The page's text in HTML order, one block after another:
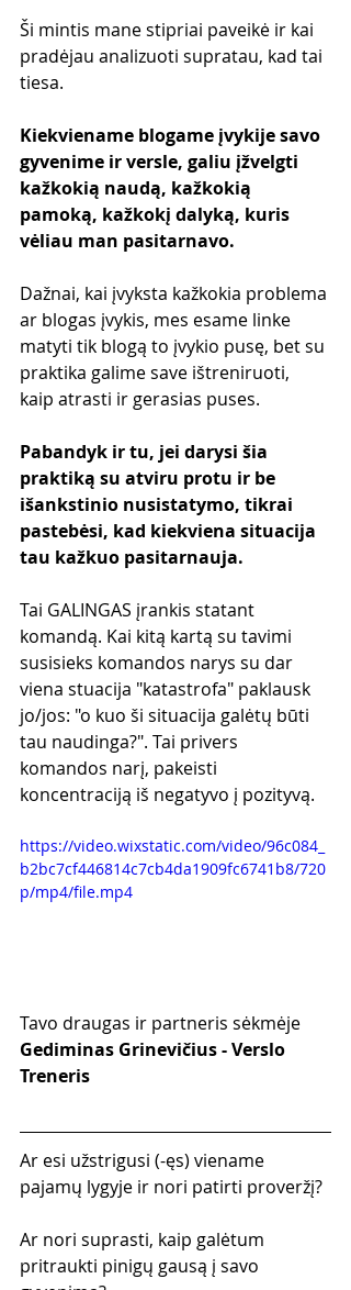
Ši mintis mane stipriai paveikė ir kai
pradėjau analizuoti supratau, kad tai
tiesa.
Kiekviename blogame įvykije savo
gyvenime ir versle, galiu įžvelgti
kažkokią naudą, kažkokią
pamoką, kažkokį dalyką, kuris
vėliau man pasitarnavo.
Dažnai, kai įvyksta kažkokia problema
ar blogas įvykis, mes esame linke
matyti tik blogą to įvykio pusę, bet su
praktika galime save ištreniruoti,
kaip atrasti ir gerasias puses.
Pabandyk ir tu, jei darysi šia
praktiką su atviru protu ir be
išankstinio nusistatymo, tikrai
pastebėsi, kad kiekviena situacija
tau kažkuo pasitarnauja.
Tai GALINGAS įrankis statant
komandą. Kai kitą kartą su tavimi
susisieks komandos narys su dar
viena stuacija "katastrofa" paklausk
jo/jos: "o kuo ši situacija galėtų būti
tau naudinga?". Tai privers
komandos narį, pakeisti
koncentraciją iš negatyvo į pozityvą.
https://video.wixstatic.com/video/96c084_
b2bc7cf446814c7cb4da1909fc6741b8/720
p/mp4/file.mp4
Tavo draugas ir partneris sėkmėje
Gediminas Grinevičius - Verslo
Treneris
Ar esi užstrigusi (-ęs) viename
pajamų lygyje ir nori patirti proveržį?
Ar nori suprasti, kaip galėtum
pritraukti pinigų gausą į savo